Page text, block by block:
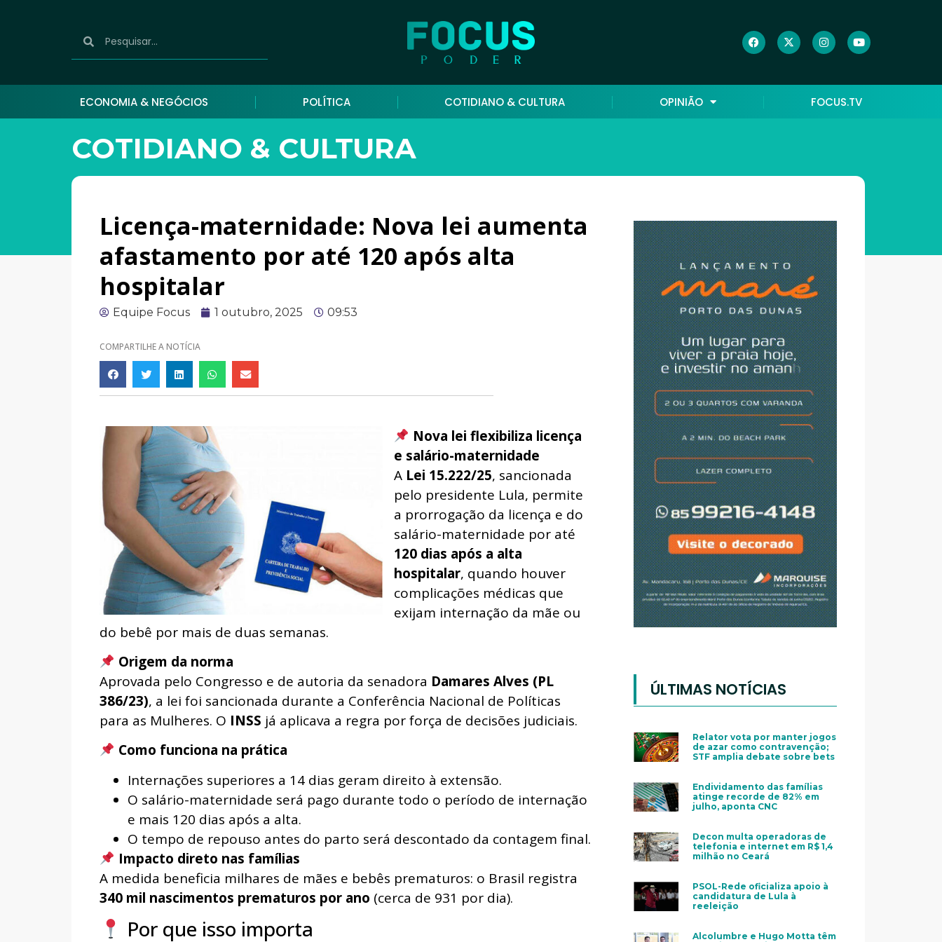
ECONOMIA & NEGÓCIOS POLÍTICA COTIDIANO & CULTURA OPINIÃO FOCUS.TV
COTIDIANO & CULTURA
Licença-maternidade: Nova lei aumenta
afastamento por até 120 após alta
hospitalar
Equipe Focus 1 outubro, 2025 09:53
COMPARTILHE A NOTÍCIA
Nova lei flexibiliza licença
e salário-maternidade
A Lei 15.222/25, sancionada
pelo presidente Lula, permite
a prorrogação da licença e do
salário-maternidade por até
120 dias após a alta
hospitalar, quando houver
complicações médicas que
exijam internação da mãe ou
do bebê por mais de duas semanas.
Origem da norma
Aprovada pelo Congresso e de autoria da senadora Damares Alves (PL
386/23), a lei foi sancionada durante a Conferência Nacional de Políticas
para as Mulheres. O INSS já aplicava a regra por força de decisões judiciais.
Como funciona na prática
Internações superiores a 14 dias geram direito à extensão.
O salário-maternidade será pago durante todo o período de internação
e mais 120 dias após a alta.
O tempo de repouso antes do parto será descontado da contagem final.
Impacto direto nas famílias
A medida beneficia milhares de mães e bebês prematuros: o Brasil registra
340 mil nascimentos prematuros por ano (cerca de 931 por dia).
Por que isso importa
ÚLTIMAS NOTÍCIAS
Relator vota por manter jogos
de azar como contravenção;
STF amplia debate sobre bets
Endividamento das famílias
atinge recorde de 82% em
julho, aponta CNC
Decon multa operadoras de
telefonia e internet em R$ 1,4
milhão no Ceará
PSOL-Rede oficializa apoio à
candidatura de Lula à
reeleição
Alcolumbre e Hugo Motta têm